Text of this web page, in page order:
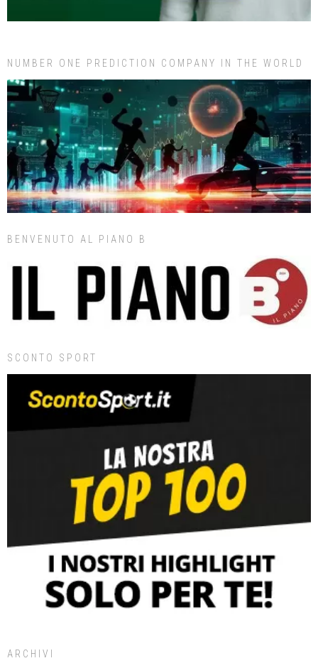
NUMBER ONE PREDICTION COMPANY IN THE WORLD
BENVENUTO AL PIANO B
SCONTO SPORT
ARCHIVI